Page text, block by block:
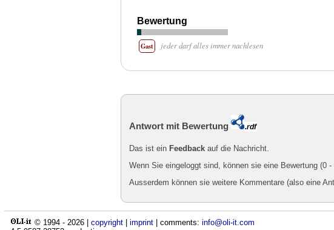
Bewertung
Gast jeder darf alles immer nachlesen
Antwort mit Bewertung .rdf
Das ist ein Feedback auf die Nachricht.
Wenn Sie eingeloggt sind, können sie eine Bewertung (0
Ausserdem können sie weitere Kommentare (also eine
© 1994 - 2026 copyright imprint | comments: info@oli-it.com